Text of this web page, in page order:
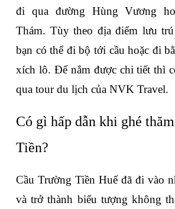
đi qua đường Hùng Vương
Thám. Tùy theo địa điểm lưu
bạn có thể đi bộ tới cầu hoặc đi
xích lô. Để nắm được chi tiết thì
qua tour du lịch của NVK Travel.
Có gì hấp dẫn khi ghé
Tiền?
Cầu Trường Tiền Huế đã đi vào
và trở thành biểu tượng không